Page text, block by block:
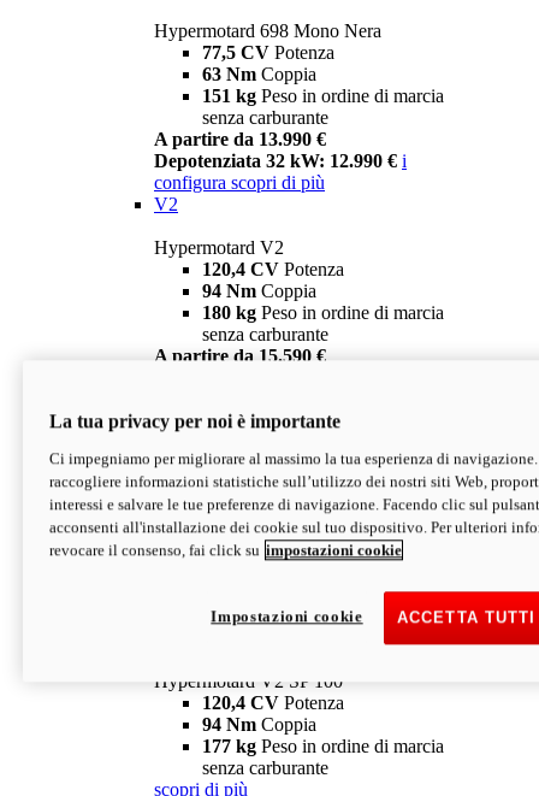
Hypermotard 698 Mono Nera
77,5 CV Potenza
63 Nm Coppia
151 kg Peso in ordine di marcia
senza carburante
A partire da 13.990 €
Depotenziata 32 kW: 12.990 € i
configura scopri di più
V2
Hypermotard V2
120,4 CV Potenza
94 Nm Coppia
180 kg Peso in ordine di marcia
senza carburante
A partire da 15.590 €
V2 SP
Hypermotard V2 SP
120,4 CVPotenza
94 NmCoppia
177 kgPeso in ordine di marcia
senza carburante
Depotenziata 35 kW: 18.890 € i
configura scopri di più
Hypermotard V2 SP 100
120,4 CV Potenza
94 Nm Coppia
177 kg Peso in ordine di marcia
senza carburante
scopri di più
La tua privacy per noi è importante
Ci impegniamo per migliorare al massimo la tua esperienza di
raccogliere informazioni statistiche sull’utilizzo dei nostri siti Web,
interessi e salvare le tue preferenze di navigazione. Facendo clic sul
acconsenti all'installazione dei cookie sul tuo dispositivo. Per ulteriori
revocare il consenso, fai click su impostazioni cookie
ACCETTA
Impostazioni cookie